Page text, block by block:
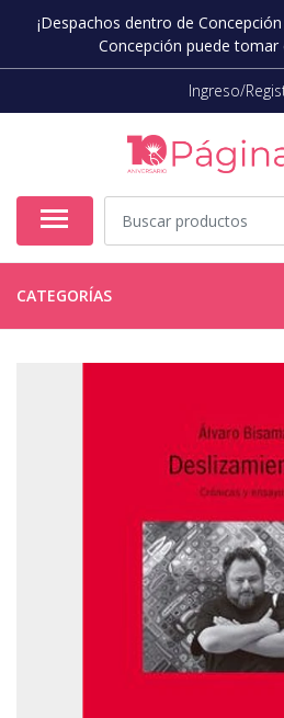
¡Despachos dentro de
Concepción puede tomar
Ingreso/
CATEGORÍAS